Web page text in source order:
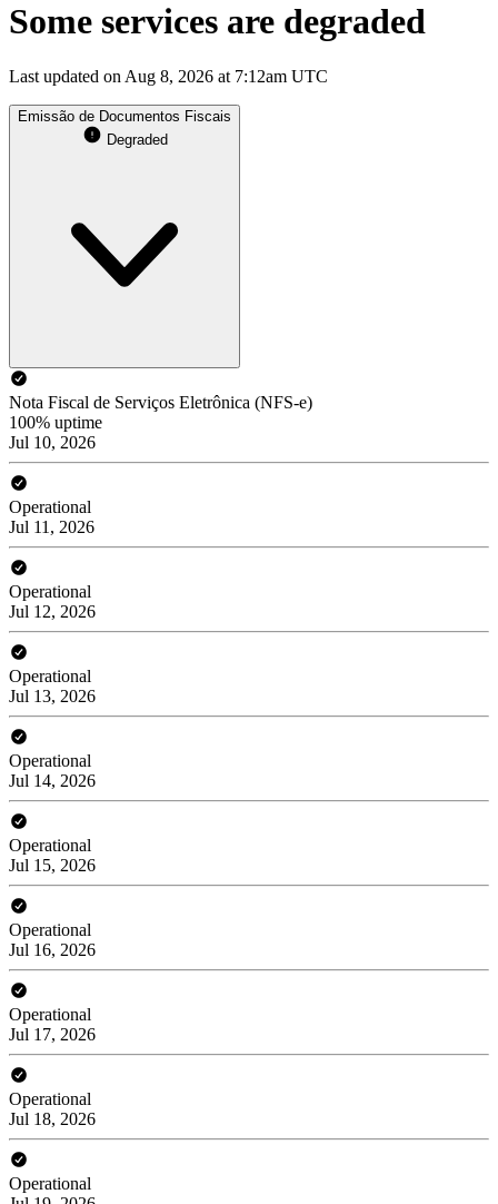
Some services are degraded
Last updated on Aug 8, 2026 at 7:12am UTC
Emissão de Documentos Fiscais
Degraded
Nota Fiscal de Serviços Eletrônica (NFS-e)
100% uptime
Jul 10, 2026
Operational
Jul 11, 2026
Operational
Jul 12, 2026
Operational
Jul 13, 2026
Operational
Jul 14, 2026
Operational
Jul 15, 2026
Operational
Jul 16, 2026
Operational
Jul 17, 2026
Operational
Jul 18, 2026
Operational